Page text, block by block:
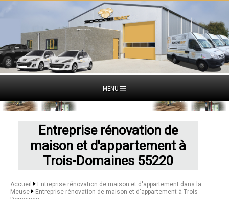
MENU
Entreprise rénovation de
maison et d'appartement à
Trois-Domaines 55220
Accueil
Entreprise rénovation de maison et d'appartement dans la
Meuse
Entreprise rénovation de maison et d'appartement à Trois-